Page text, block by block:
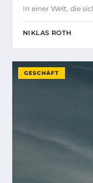
In einer Welt, die
NIKLAS ROTH
GESCHÄFT